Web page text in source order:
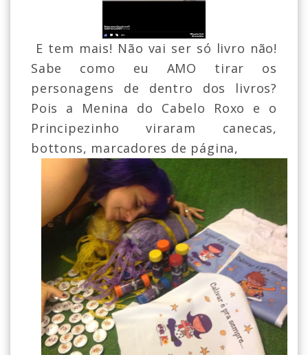
E tem mais! Não vai ser só livro não!
Sabe como eu AMO tirar os
personagens de dentro dos livros?
Pois a Menina do Cabelo Roxo e o
Principezinho viraram canecas,
bottons, marcadores de página,